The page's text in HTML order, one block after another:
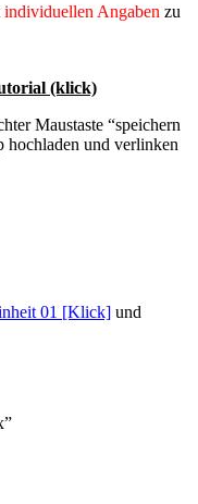
individuellen Angaben zu
(klick)
Maustaste “speichern
und verlinken
01 [Klick] und